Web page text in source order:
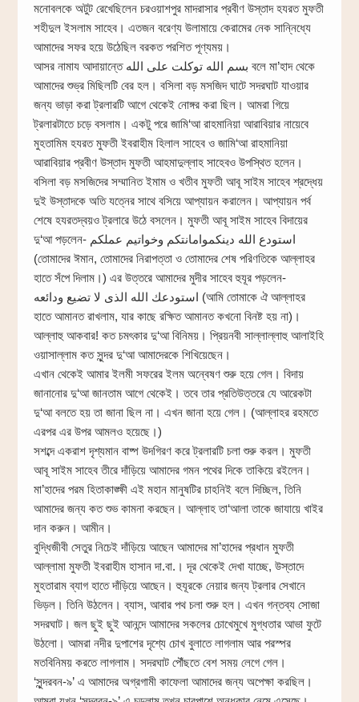
মনোবলকে অটুট রেখেছিলেন চরওয়াশপুর মাদরাসার প্রবীণ উস্তাদ হযরত মুফতী
শহীদুল ইসলাম সাহেব। এতজন বরেণ্য উলামায়ে কেরামের নেক সান্নিধ্যে
আমাদের সফর হয়ে উঠেছিল বরকত পরশিত পূণ্যময়।
আসর নামায আদায়ান্তে بسم الله توكلت على الله বলে মা’হাদ থেকে
আমাদের শুভ্র মিছিলটি বের হল। বসিলা বড় মসজিদ ঘাটে সদরঘাট যাওয়ার
জন্য ভাড়া করা ট্রলারটি আগে থেকেই নোঙ্গর করা ছিল। আমরা গিয়ে
ট্রলারটাতে চড়ে বসলাম। একটু পরে জামি‘আ রাহমানিয়া আরাবিয়ার নায়েবে
মুহতামিম হযরত মুফতী ইবরাহীম হিলাল সাহেব ও জামি‘আ রাহমানিয়া
আরাবিয়ার প্রবীণ উস্তাদ মুফতী আহমাদুল্লাহ সাহেবও উপস্থিত হলেন।
বসিলা বড় মসজিদের সম্মানিত ইমাম ও খতীব মুফতী আবূ সাইম সাহেব শ্রদ্ধেয়
দুই উস্তাদকে অতি যত্নের সাথে বসিয়ে আপ্যায়ন করালেন। আপ্যায়ন পর্ব
শেষে হযরতদ্বয়ও ট্রলারে উঠে বসলেন। মুফতী আবূ সাইম সাহেব বিদায়ের
দু‘আ পড়লেন- استودع الله دينكموامانتكم وخواتيم عملكم
(তোমাদের ঈমান, তোমাদের নিরাপত্তা ও তোমাদের শেষ পরিণতিকে আল্লাহর
হাতে সঁপে দিলাম।) এর উত্তরে আমাদের মুদীর সাহেব হুযূর পড়লেন-
استودعك الله الذى لا تضيع ودائعه (আমি তোমাকে ঐ আল্লাহর
হাতে আমানত রাখলাম, যার কাছে রক্ষিত আমানত কখনো বিনষ্ট হয় না)।
আল্লাহু আকবার! কত চমৎকার দু‘আ বিনিময়। প্রিয়নবী সাল্লাল্লাহু আলাইহি
ওয়াসাল্লাম কত সুন্দর দু‘আ আমাদেরকে শিখিয়েছেন।
এখান থেকেই আমার ইলমী সফরের ইলম অন্বেষণ শুরু হয়ে গেল। বিদায়
জানানোর দু‘আ জানতাম আগে থেকেই। তবে তার প্রতিউত্তরে যে আরেকটা
দু‘আ বলতে হয় তা জানা ছিল না। এখন জানা হয়ে গেল। (আল্লাহর রহমতে
এরপর এর উপর আমলও হয়েছে।)
সশব্দে একরাশ দৃশ্যমান বাষ্প উদগিরণ করে ট্রলারটি চলা শুরু করল। মুফতী
আবূ সাইম সাহেব তীরে দাঁড়িয়ে আমাদের গমন পথের দিকে তাকিয়ে রইলেন।
মা’হাদের পরম হিতাকাঙ্ক্ষী এই মহান মানুষটির চাহনিই বলে দিচ্ছিল, তিনি
আমাদের জন্য কত শুভ কামনা করছেন। আল্লাহ তা‘আলা তাকে জাযায়ে খাইর
দান করুন। আমীন।
বুদ্ধিজীবী সেতুর নিচেই দাঁড়িয়ে আছেন আমাদের মা’হাদের প্রধান মুফতী
আল্লামা মুফতী ইবরাহীম হাসান দা.বা.। দূর থেকেই দেখা যাচ্ছে, উস্তাদে
মুহতারাম ব্যাগ হাতে দাঁড়িয়ে আছেন। হুযূরকে নেয়ার জন্য ট্রলার সেখানে
ভিড়ল। তিনি উঠলেন। ব্যাস, আবার পথ চলা শুরু হল। এখন গন্তব্য সোজা
সদরঘাট। জল ছুই ছুই আনন্দে আমাদের সকলের চোখেমুখে মুগ্ধতার আভা ফুটে
উঠলো। আমরা নদীর দুপাশের দৃশ্যে চোখ বুলাতে লাগলাম আর পরস্পর
মতবিনিময় করতে লাগলাম। সদরঘাট পৌঁছতে বেশ সময় লেগে গেল।
‘সুন্দরবন-৯’ এ আমাদের অগ্রগামী কাফেলা আমাদের জন্য অপেক্ষা করছিল।